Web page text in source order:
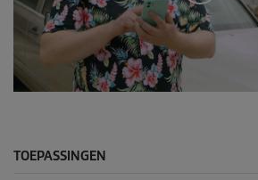
o
TOEPASSINGEN